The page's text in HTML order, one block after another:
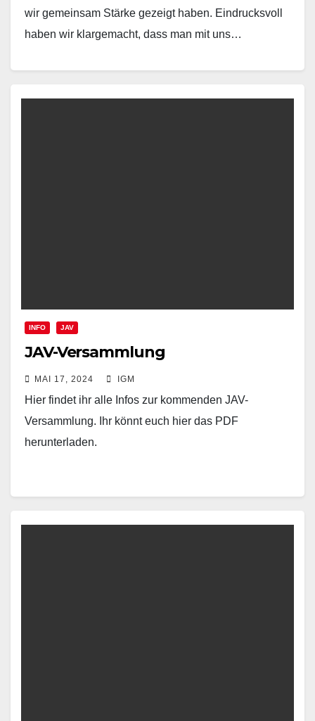
wir gemeinsam Stärke gezeigt haben. Eindrucksvoll
haben wir klargemacht, dass man mit uns…
INFO JAV
JAV-Versammlung
MAI 17, 2024 IGM
Hier findet ihr alle Infos zur kommenden JAV-
Versammlung. Ihr könnt euch hier das PDF
herunterladen.